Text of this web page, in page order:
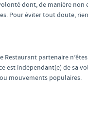
dont, de manière
Pour éviter tout doute,
Restaurant partenaire
est indépendant(e) de sa
mouvements populaires.